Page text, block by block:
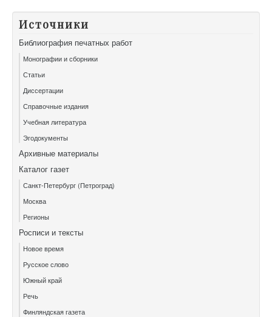
Источники
Библиография печатных работ
Монографии и сборники
Статьи
Диссертации
Справочные издания
Учебная литература
Эгодокументы
Архивные материалы
Каталог газет
Санкт-Петербург (Петроград)
Москва
Регионы
Росписи и тексты
Новое время
Русское слово
Южный край
Речь
Финляндская газета